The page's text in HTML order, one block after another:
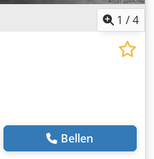
1 /4
Bellen